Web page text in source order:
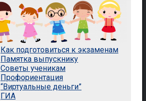
Как подготовиться к экзаменам
Памятка выпускнику
Советы ученикам
Профориентация
“Виртуальные деньги”
ГИА